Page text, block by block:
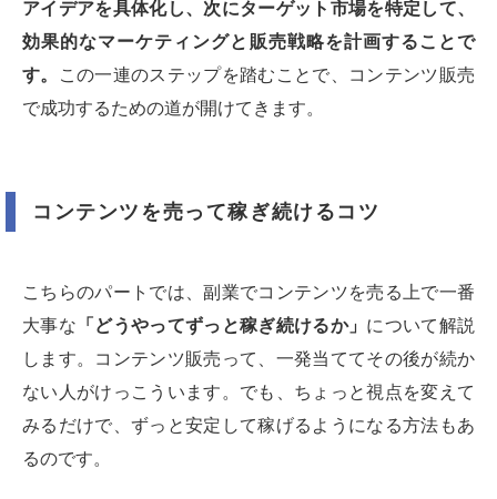
アイデアを具体化し、次にターゲット市場を特定して、
効果的なマーケティングと販売戦略を計画することで
す。
この一連のステップを踏むことで、コンテンツ販売
で成功するための道が開けてきます。
コンテンツを売って稼ぎ続けるコツ
こちらのパートでは、副業でコンテンツを売る上で一番
大事な 「どうやってずっと稼ぎ続けるか」 について解説
します。コンテンツ販売って、一発当ててその後が続か
ない人がけっこういます。でも、ちょっと視点を変えて
みるだけで、ずっと安定して稼げるようになる方法もあ
るのです。